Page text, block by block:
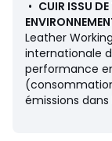
délicatement
spéciale cuir.
Composition et
• Dessus/Tige :
• Doublure :
• Semelle
• CUIR ISSU
Leather
internationale
performance
émissions dans